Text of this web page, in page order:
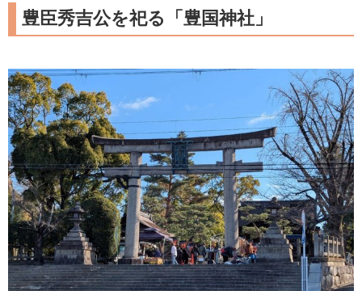
豊臣秀吉公を祀る「豊国神社」